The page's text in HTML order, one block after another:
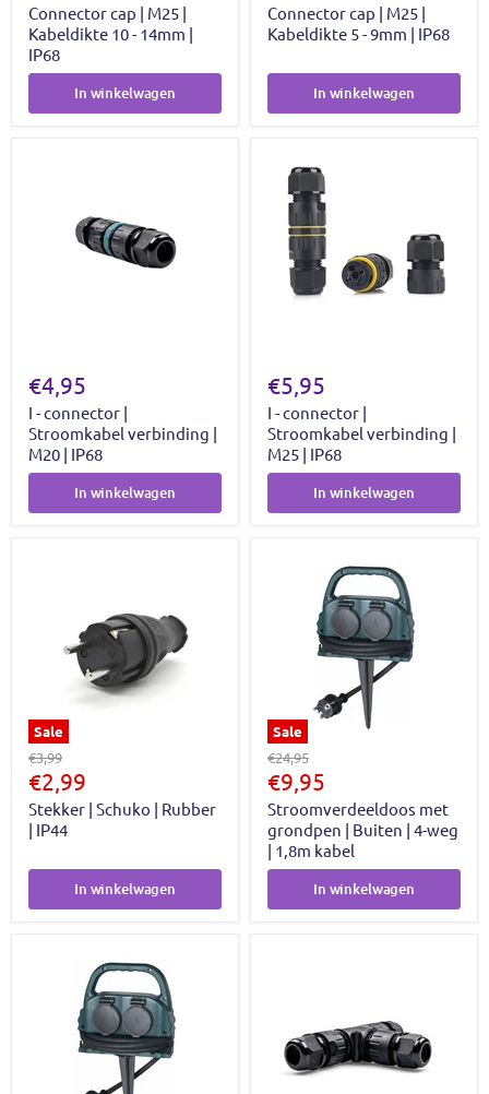
Connector cap | M25 |
Kabeldikte 10 - 14mm |
IP68
In winkelwagen
Connector cap | M25 |
Kabeldikte 5 - 9mm | IP68
In winkelwagen
€4,95
I - connector |
Stroomkabel verbinding |
M20 | IP68
In winkelwagen
€5,95
I - connector |
Stroomkabel verbinding |
M25 | IP68
In winkelwagen
Sale
Oorspronkelijke
prijs
€3,99
Huidige
prijs
€2,99
Stekker | Schuko | Rubber
| IP44
In winkelwagen
Sale
Oorspronkelijke
prijs
€24,95
Huidige
prijs
€9,95
Stroomverdeeldoos met
grondpen | Buiten | 4-weg
| 1,8m kabel
In winkelwagen